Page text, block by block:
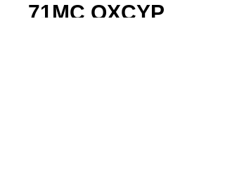
71MC OXCYP